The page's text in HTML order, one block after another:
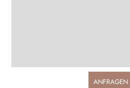
ANFRAGEN